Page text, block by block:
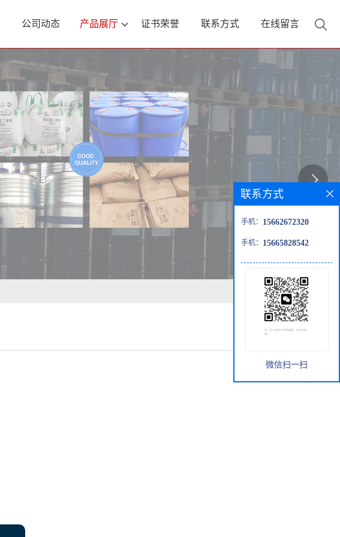
公司动态 产品展厅 证书荣誉 联系方式 在线留言
联系方式
手机： 15662672320
手机： 15665828542
微信扫一扫